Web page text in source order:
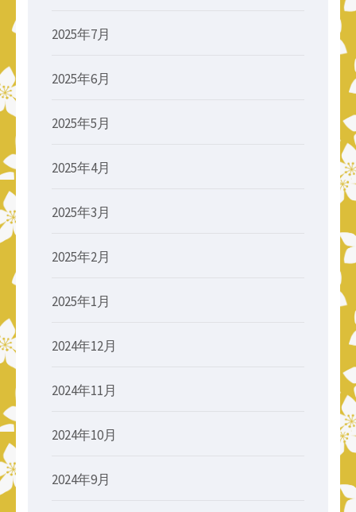
2025年7月
2025年6月
2025年5月
2025年4月
2025年3月
2025年2月
2025年1月
2024年12月
2024年11月
2024年10月
2024年9月